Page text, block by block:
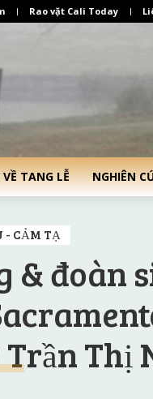
Rao vặt Cali Today
TANG LỄ NGHIÊN
- CẢM TẠ
đoàn
Thị